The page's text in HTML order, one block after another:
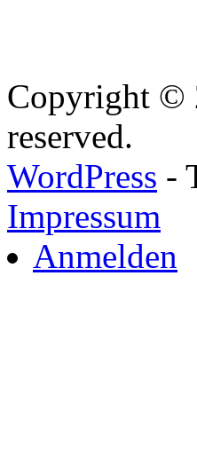
Copyright ©
reserved.
WordPress -
Impressum
Anmelden